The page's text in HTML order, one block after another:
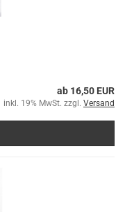
ab 16,50 EUR
inkl. 19% MwSt. zzgl. Versand